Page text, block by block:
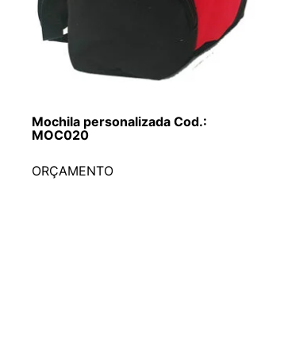
Mochila personalizada Cod.:
MOC020
ORÇAMENTO